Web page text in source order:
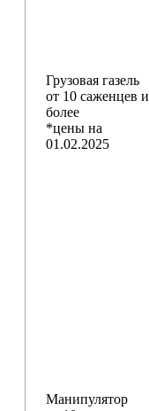
Грузовая газель
от 10 саженцев и
более
*цены на
01.02.2025
Манипулятор